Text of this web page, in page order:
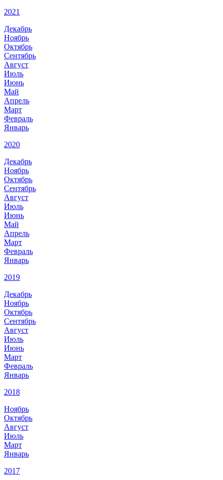
2021
Декабрь
Ноябрь
Октябрь
Сентябрь
Август
Июль
Июнь
Май
Апрель
Март
Февраль
Январь
2020
Декабрь
Ноябрь
Октябрь
Сентябрь
Август
Июль
Июнь
Май
Апрель
Март
Февраль
Январь
2019
Декабрь
Ноябрь
Октябрь
Сентябрь
Август
Июль
Июнь
Март
Февраль
Январь
2018
Ноябрь
Октябрь
Август
Июль
Март
Январь
2017